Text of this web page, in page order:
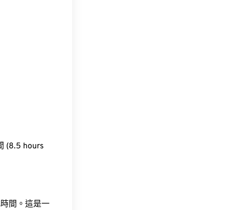
(8.5 hours
間。這是一